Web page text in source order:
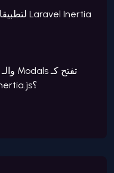
Routes مستقلة في Inertia.js؟